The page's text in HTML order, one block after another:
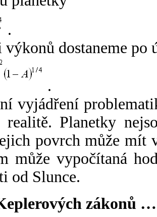
.
dostaneme po
.
vyjádření
realitě. Planetky
povrch může mít
může vypočítaná
od Slunce.
zákonů …